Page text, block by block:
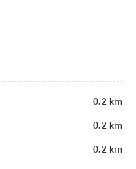
0.2 km
0.2 km
0.2 km